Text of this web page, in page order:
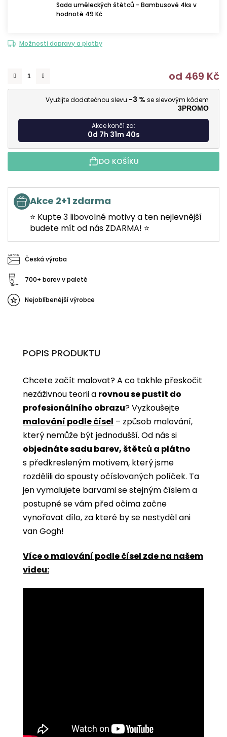
Sada uměleckých štětců - Bambusové 4ks v
hodnotě 49 Kč
Možnosti dopravy a platby
od 469 Kč
Využijte dodatečnou slevu -3 % se slevovým kódem
3PROMO
Akce končí za:
0d 7h 31m 39s
DO KOŠÍKU
Akce 2+1 zdarma
⭐ Kupte 3 libovolné motivy a ten nejlevnější
budete mít od nás ZDARMA! ⭐
Česká výroba
700+ barev v paletě
Nejoblíbenější výrobce
POPIS PRODUKTU
Chcete začít malovat? A co takhle přeskočit
nezáživnou teorii a rovnou se pustit do
profesionálního obrazu? Vyzkoušejte
malování podle čísel ­­– způsob malování,
který nemůže být jednodušší. Od nás si
objednáte sadu barev, štětců a plátno
s předkresleným motivem, který jsme
rozdělili do spousty očíslovaných políček. Ta
jen vymalujete barvami se stejným číslem a
postupně se vám před očima začne
vynořovat dílo, za které by se nestyděl ani
van Gogh!
Více o malování podle čísel zde na našem
videu: